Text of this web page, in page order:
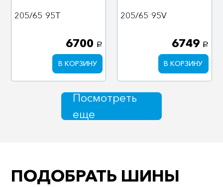
205/65 95T
6700 a
В КОРЗИНУ
205/65 95V
6749 a
В КОРЗИНУ
Посмотреть
еще
ПОДОБРАТЬ ШИНЫ